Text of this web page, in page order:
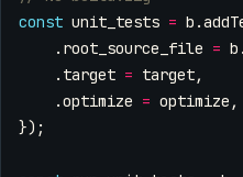
const unit_tests = b .
. root_source_file = b .
. target = target,
.optimize = optimize ,
});